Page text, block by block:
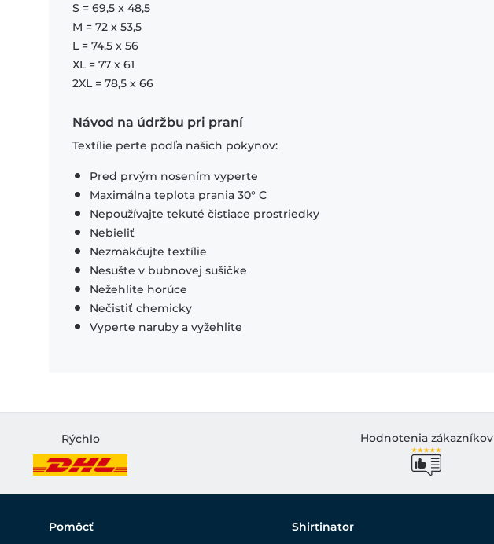
S = 69,5 x 48,5
M = 72 x 53,5
L = 74,5 x 56
XL = 77 x 61
2XL = 78,5 x 66
Návod na údržbu pri praní
Textílie perte podľa našich pokynov:
Pred prvým nosením vyperte
Maximálna teplota prania 30° C
Nepoužívajte tekuté čistiace prostriedky
Nebieliť
Nezmäkčujte textílie
Nesušte v bubnovej sušičke
Nežehlite horúce
Nečistiť chemicky
Vyperte naruby a vyžehlite
Rýchlo Hodnotenia zákazníkov
Pomôcť Shirtinator